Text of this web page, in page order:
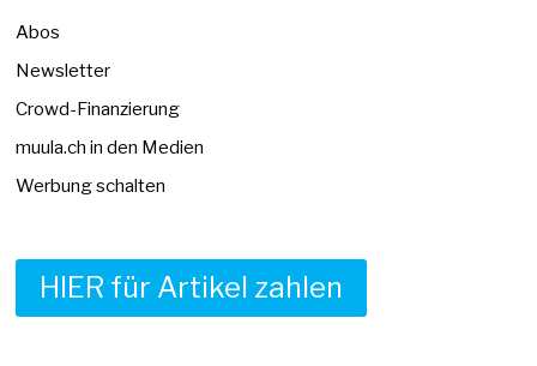
Abos
Newsletter
Crowd-Finanzierung
muula.ch in den Medien
Werbung schalten
HIER für Artikel zahlen